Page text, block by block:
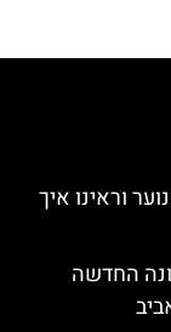
וראינו איך
החדשה